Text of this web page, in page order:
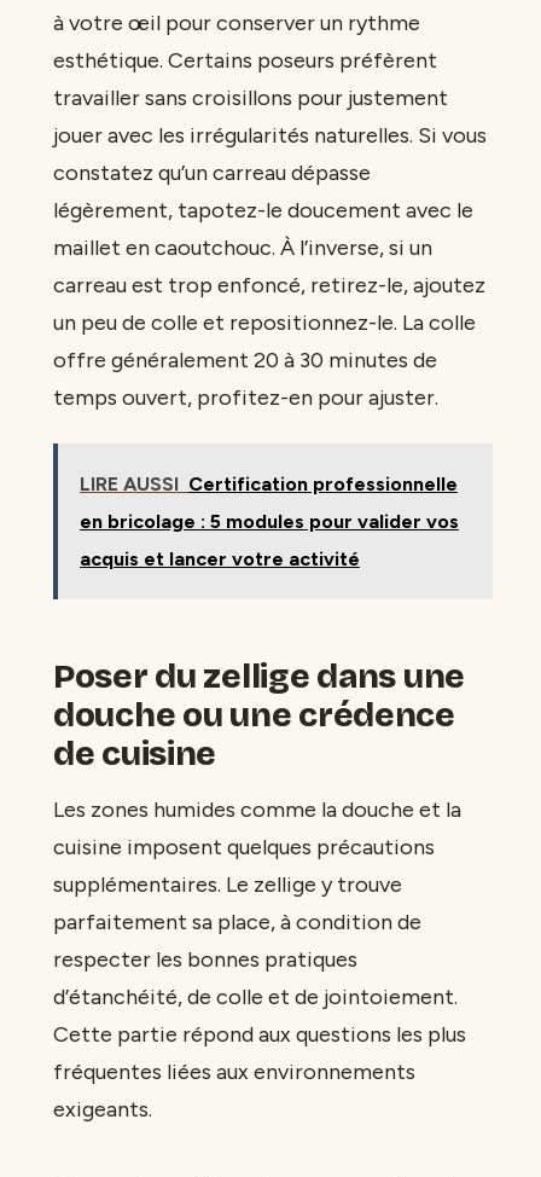
à votre œil pour conserver un rythme
esthétique. Certains poseurs préfèrent
travailler sans croisillons pour justement
jouer avec les irrégularités naturelles. Si vous
constatez qu’un carreau dépasse
légèrement, tapotez-le doucement avec le
maillet en caoutchouc. À l’inverse, si un
carreau est trop enfoncé, retirez-le, ajoutez
un peu de colle et repositionnez-le. La colle
offre généralement 20 à 30 minutes de
temps ouvert, profitez-en pour ajuster.
LIRE AUSSI Certification professionnelle
en bricolage : 5 modules pour valider vos
acquis et lancer votre activité
Poser du zellige dans une
douche ou une crédence
de cuisine
Les zones humides comme la douche et la
cuisine imposent quelques précautions
supplémentaires. Le zellige y trouve
parfaitement sa place, à condition de
respecter les bonnes pratiques
d’étanchéité, de colle et de jointoiement.
Cette partie répond aux questions les plus
fréquentes liées aux environnements
exigeants.